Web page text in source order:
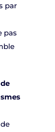
par
pas